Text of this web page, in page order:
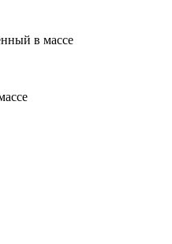
в массе